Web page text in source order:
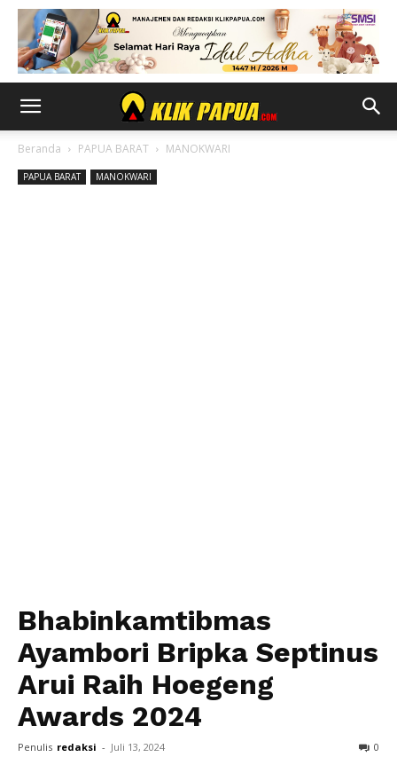
Beranda PAPUA BARAT MANOKWARI
PAPUA BARAT MANOKWARI
Bhabinkamtibmas
Ayambori Bripka Septinus
Arui Raih Hoegeng
Awards 2024
Penulis redaksi - Juli 13, 2024 0